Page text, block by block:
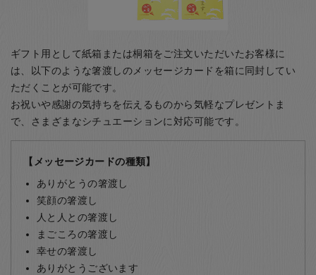
ギフト用として紙箱または桐箱をご注文いただいたお客様に
は、以下のような箸渡しのメッセージカードを箱に同封してい
ただくことが可能です。
お祝いや感謝の気持ちを伝えるものから気軽なプレゼントま
で、さまざまなシチュエーションに対応可能です。
【メッセージカードの種類】
ありがとうの箸渡し
笑顔の箸渡し
人と人との箸渡し
まごころの箸渡し
幸せの箸渡し
ありがとうございます